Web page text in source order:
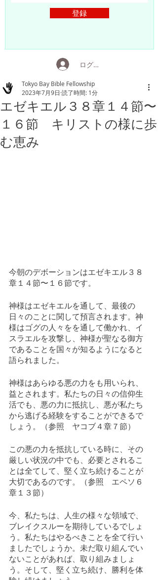
登録
ログイン
エゼキエル３８章１４節〜
１６節 キリストの様に歩
む恵み
Tokyo Bay Bible Fellowship
2023年7月9日 読了時間: 1分
今朝のデボーションはエゼキエル３８
章１４節〜１６節です。
神様はエゼキエルを通して、最後の
日々のことに関して預言されます。神
様はゴグの人々をを通して働かれ、イ
スラエルを攻撃し、神様が聖なる御方
であることを国々が知るようになると
語られました。
神様はあらゆる悪の力をも用いられ、
益とされます。私たちの日々の信仰生
活でも、悪の力に抵抗し、悪が私たち
から逃げる経験をすることができるで
しょう。（参照　ヤコブ４章７節）
この悪の力を抵抗している時に、その
厳しい状況の中でも、必要とされるこ
とは全てして、堅く立ち続けることが
大切であるのです。（参照　エペソ６
章１３節）
今、私たちは、人生の様々な領域で、
ブレイクスルーを期待しているでしょ
う。私たちはやるべきことを全て行い
ましたでしょうか。未だ取り組んでい
ないことがあれば、取り組みましょ
う。そして、堅く立ち続け、勝利を体